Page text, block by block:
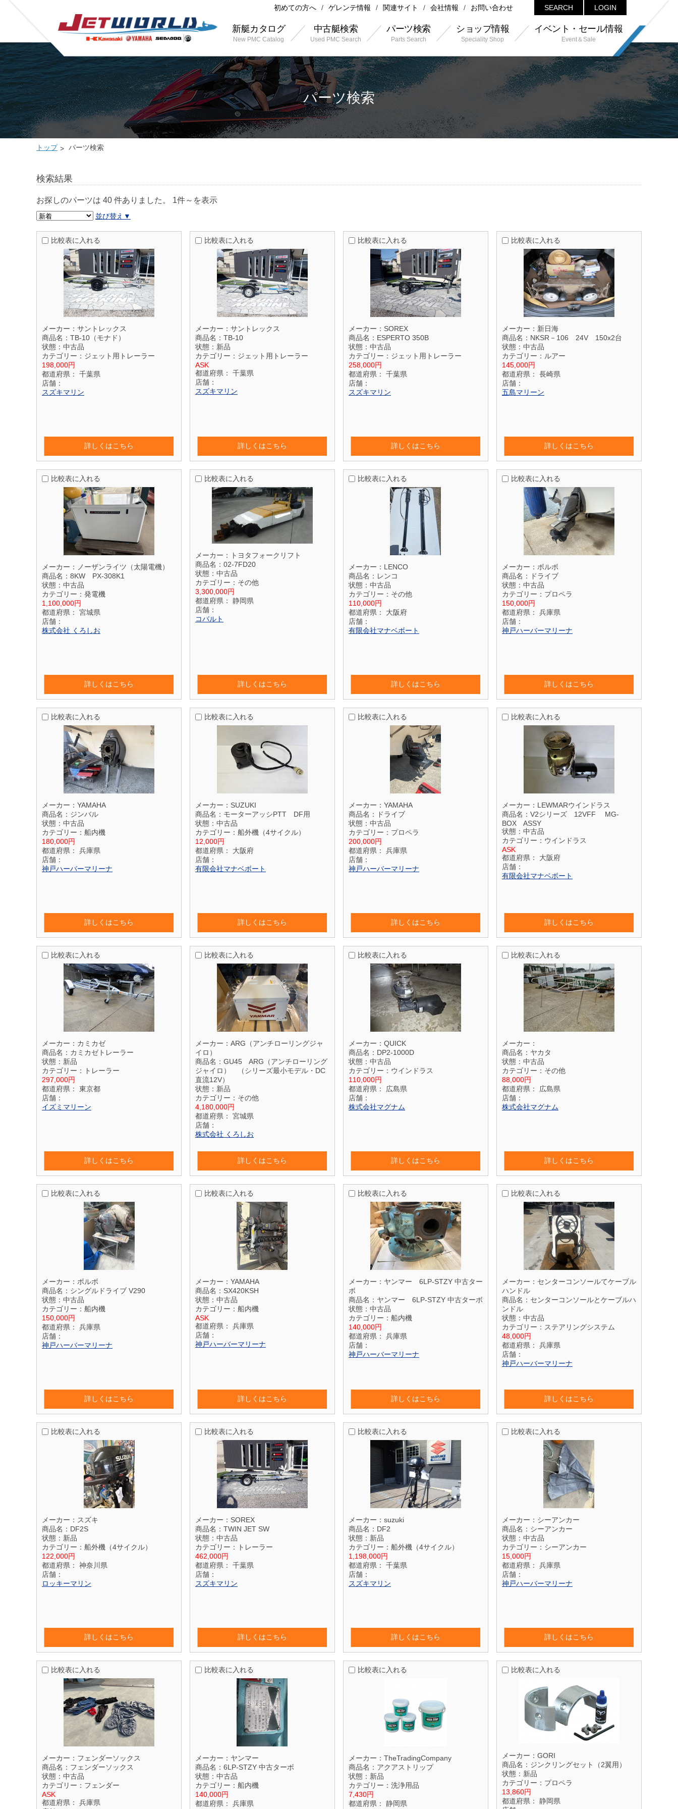
初めての方へ ゲレンテ情報 関連サイト 会社情報 お問い合わせ SEARCH LOGIN
新艇カタログ
New PMC Catalog
中古艇検索
Used PMC Search
パーツ検索
Parts Search
ショップ情報
Speciality Shop
イベント・セール情報
Event＆Sale
パーツ検索
トップ パーツ検索
検索結果
お探しのパーツは 40 件ありました。 1件～を表示
並び替え▼
比較表に入れる
メーカー： サントレックス
商品名： TB-10（モナド）
状態： 中古品
カテゴリー： ジェット用トレーラー
198,000円
都道府県：
千葉県
店舗：
スズキマリン
詳しくはこちら
比較表に入れる
メーカー： サントレックス
商品名： TB-10
状態： 新品
カテゴリー： ジェット用トレーラー
ASK
都道府県：
千葉県
店舗：
スズキマリン
詳しくはこちら
比較表に入れる
メーカー： SOREX
商品名： ESPERTO 350B
状態： 中古品
カテゴリー： ジェット用トレーラー
258,000円
都道府県：
千葉県
店舗：
スズキマリン
詳しくはこちら
比較表に入れる
メーカー： 新日海
商品名： NKSR－106 24V 150x2台
状態： 中古品
カテゴリー： ルアー
145,000円
都道府県：
長崎県
店舗：
五島マリーン
詳しくはこちら
比較表に入れる
メーカー： ノーザンライツ（太陽電機）
商品名： 8KW PX-308K1
状態： 中古品
カテゴリー： 発電機
1,100,000円
都道府県：
宮城県
店舗：
株式会社 くろしお
詳しくはこちら
比較表に入れる
メーカー：
トヨタフォークリフト
商品名： 02-7FD20
状態： 中古品
カテゴリー： その他
3,300,000円
都道府県：
静岡県
店舗：
コバルト
詳しくはこちら
比較表に入れる
メーカー： LENCO
商品名： レンコ
状態： 中古品
カテゴリー： その他
110,000円
都道府県：
大阪府
店舗：
有限会社マナベボート
詳しくはこちら
比較表に入れる
メーカー： ボルボ
商品名：
ドライブ
状態： 中古品
カテゴリー： プロペラ
150,000円
都道府県：
兵庫県
店舗：
神戸ハーバーマリーナ
詳しくはこちら
比較表に入れる
メーカー： YAMAHA
商品名： ジンバル
状態： 中古品
カテゴリー： 船内機
180,000円
都道府県：
兵庫県
店舗：
神戸ハーバーマリーナ
詳しくはこちら
比較表に入れる
メーカー： SUZUKI
商品名： モーターアッシPTT DF用
状態： 中古品
カテゴリー： 船外機（4サイクル）
12,000円
都道府県：
大阪府
店舗：
有限会社マナベボート
詳しくはこちら
比較表に入れる
メーカー： YAMAHA
商品名：
ドライブ
状態： 中古品
カテゴリー： プロペラ
200,000円
都道府県：
兵庫県
店舗：
神戸ハーバーマリーナ
詳しくはこちら
比較表に入れる
メーカー： LEWMARウインドラス
商品名： V2シリーズ 12VFF MG-
BOX ASSY
状態： 中古品
カテゴリー： ウインドラス
ASK
都道府県：
大阪府
店舗：
有限会社マナベボート
詳しくはこちら
比較表に入れる
メーカー： カミカゼ
商品名： カミカゼトレーラー
状態： 新品
カテゴリー：
トレーラー
297,000円
都道府県：
東京都
店舗：
イズミマリーン
詳しくはこちら
比較表に入れる
メーカー： ARG（アンチローリングジャ
イロ）
商品名： GU45 ARG（アンチローリング
ジャイロ） （シリーズ最小モデル・DC
直流12V）
状態： 新品
カテゴリー： その他
4,180,000円
都道府県：
宮城県
店舗：
株式会社 くろしお
詳しくはこちら
比較表に入れる
メーカー： QUICK
商品名： DP2-1000D
状態： 中古品
カテゴリー： ウインドラス
110,000円
都道府県：
広島県
店舗：
株式会社マグナム
詳しくはこちら
比較表に入れる
メーカー：
商品名： ヤカタ
状態： 中古品
カテゴリー： その他
88,000円
都道府県：
広島県
店舗：
株式会社マグナム
詳しくはこちら
比較表に入れる
メーカー： ボルボ
商品名： シングルドライブ V290
状態： 中古品
カテゴリー： 船内機
150,000円
都道府県：
兵庫県
店舗：
神戸ハーバーマリーナ
詳しくはこちら
比較表に入れる
メーカー： YAMAHA
商品名： SX420KSH
状態： 中古品
カテゴリー： 船内機
ASK
都道府県：
兵庫県
店舗：
神戸ハーバーマリーナ
詳しくはこちら
比較表に入れる
メーカー： ヤンマー 6LP-STZY 中古ター
ボ
商品名： ヤンマー 6LP-STZY 中古ターボ
状態： 中古品
カテゴリー： 船内機
140,000円
都道府県：
兵庫県
店舗：
神戸ハーバーマリーナ
詳しくはこちら
比較表に入れる
メーカー： センターコンソールてケーブル
ハンドル
商品名： センターコンソールとケーブルハ
ンドル
状態： 中古品
カテゴリー： ステアリングシステム
48,000円
都道府県：
兵庫県
店舗：
神戸ハーバーマリーナ
詳しくはこちら
比較表に入れる
メーカー： スズキ
商品名： DF2S
状態： 新品
カテゴリー： 船外機（4サイクル）
122,000円
都道府県：
神奈川県
店舗：
ロッキーマリン
詳しくはこちら
比較表に入れる
メーカー： SOREX
商品名： TWIN JET SW
状態： 中古品
カテゴリー：
トレーラー
462,000円
都道府県：
千葉県
店舗：
スズキマリン
詳しくはこちら
比較表に入れる
メーカー： suzuki
商品名： DF2
状態： 新品
カテゴリー： 船外機（4サイクル）
1,198,000円
都道府県：
千葉県
店舗：
スズキマリン
詳しくはこちら
比較表に入れる
メーカー： シーアンカー
商品名： シーアンカー
状態： 中古品
カテゴリー： シーアンカー
15,000円
都道府県：
兵庫県
店舗：
神戸ハーバーマリーナ
詳しくはこちら
比較表に入れる
メーカー： フェンダーソックス
商品名： フェンダーソックス
状態： 中古品
カテゴリー： フェンダー
ASK
都道府県：
兵庫県
比較表に入れる
メーカー： ヤンマー
商品名： 6LP-STZY 中古ターボ
状態： 中古品
カテゴリー： 船内機
140,000円
都道府県：
兵庫県
比較表に入れる
メーカー： TheTradingCompany
商品名： アクアストリップ
状態： 新品
カテゴリー： 洗浄用品
7,430円
都道府県：
静岡県
比較表に入れる
メーカー： GORI
商品名： ジンクリングセット（2翼用）
状態： 新品
カテゴリー： プロペラ
13,860円
都道府県：
静岡県